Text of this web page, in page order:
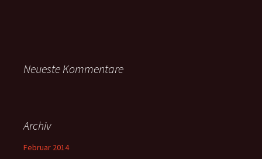
Neueste Kommentare
Archiv
Februar 2014